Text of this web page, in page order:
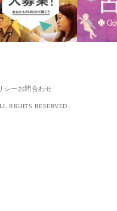
シー お問合わせ
RIGHTS RESERVED.